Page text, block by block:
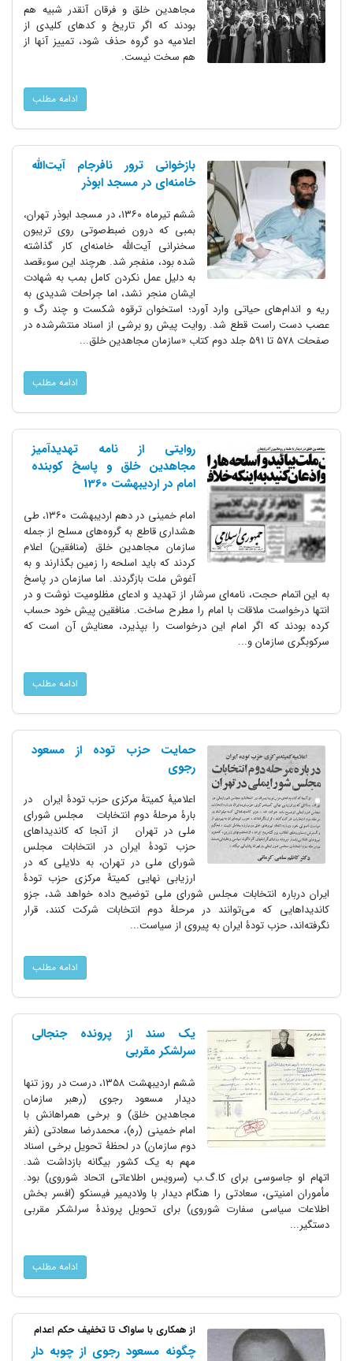
مجاهدین خلق و فرقان آنقدر شبیه هم
بودند که اگر تاریخ و کدهای کلیدی از
اعلامیه دو گروه حذف شود، تمییز آنها از
هم سخت نیست.
ادامه مطلب
بازخوانی ترور نافرجام آیت‌الله
خامنه‌ای در مسجد ابوذر
ششم تیرماه ۱۳۶۰، در مسجد ابوذر تهران،
بمبی که درون ضبط‌صوتی روی تریبون
سخنرانی آیت‌الله خامنه‌ای کار گذاشته
شده بود، منفجر شد. هرچند این سوء‌قصد
به دلیل عمل نکردن کامل بمب به شهادت
ایشان منجر نشد، اما جراحات شدیدی به
ریه و اندام‌های حیاتی وارد آورد؛ استخوان ترقوه شکست و چند رگ و
عصب دست راست قطع شد. روایت پیش رو برشی از اسناد منتشرشده در
صفحات ۵۷۸ تا ۵۹۱ جلد دوم کتاب «سازمان مجاهدین خلق...
ادامه مطلب
روایتی از نامه تهدیدآمیز
مجاهدین خلق و پاسخ کوبنده
امام در اردیبهشت 1360
امام خمینی در دهم اردیبهشت ۱۳۶۰، طی
هشداری قاطع به گروه‌های مسلح از جمله
سازمان مجاهدین خلق (منافقین) اعلام
کردند که باید اسلحه را زمین بگذارند و به
آغوش ملت بازگردند. اما سازمان در پاسخ
به این اتمام حجت، نامه‌ای سرشار از تهدید و ادعای مظلومیت نوشت و در
انتها درخواست ملاقات با امام را مطرح ساخت. منافقین پیش خود حساب
کرده بودند که اگر امام این درخواست را بپذیرد، معنایش آن است که
سرکوبگری سازمان و...
ادامه مطلب
حمایت حزب توده از مسعود
رجوی
اعلامیۀ کمیتۀ مرکزی حزب تودۀ ایران در
بارۀ مرحلۀ دوم انتخابات مجلس شورای
ملی در تهران از آنجا که کاندیداهای
حزب تودۀ ایران در انتخابات مجلس
شورای ملی در تهران، به دلایلی که در
ارزیابی نهایی کمیتۀ مرکزی حزب تودۀ
ایران درباره انتخابات مجلس شورای ملی توضیح داده خواهد شد، جزو
کاندیداهایی که می‌توانند در مرحلۀ دوم انتخابات شرکت کنند، قرار
نگرفته‌اند، حزب تودۀ ایران به پیروی از سیاست...
ادامه مطلب
یک سند از پرونده جنجالی
سرلشکر مقربی
ششم اردیبهشت ۱۳۵۸، درست در روز تنها
دیدار مسعود رجوی (رهبر سازمان
مجاهدین خلق) و برخی همراهانش با
امام خمینی (ره)، محمدرضا سعادتی (نفر
دوم سازمان) در لحظۀ تحویل برخی اسناد
مهم به یک کشور بیگانه بازداشت شد.
اتهام او جاسوسی برای کا.گ.ب (سرویس اطلاعاتی اتحاد شوروی) بود.
مأموران امنیتی، سعادتی را هنگام دیدار با ولادیمیر فیسنکو (افسر بخش
اطلاعات سیاسی سفارت شوروی) برای تحویل پروندۀ سرلشکر مقربی
دستگیر...
ادامه مطلب
از همکاری با ساواک تا تخفیف حکم اعدام
چگونه مسعود رجوی از چوبه دار